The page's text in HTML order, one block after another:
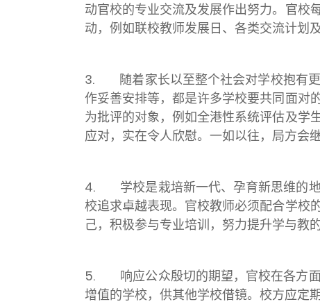
动官校的专业交流及发展作出努力。官校
动，例如联校教师发展日、各类交流计划
3. 随着家长以至整个社会对学校抱有更
作妥善安排等，都是许多学校要共同面对
为批评的对象，例如全港性系统评估及学
应对，实在令人欣慰。一如以往，局方会
4. 学校是栽培新一代、孕育新思维的地
校追求卓越表现。官校教师必须配合学校
己，积极参与专业培训，努力提升学与教
5. 响应公众殷切的期望，官校在各方面
增值的学校，供其他学校借镜。校方应定